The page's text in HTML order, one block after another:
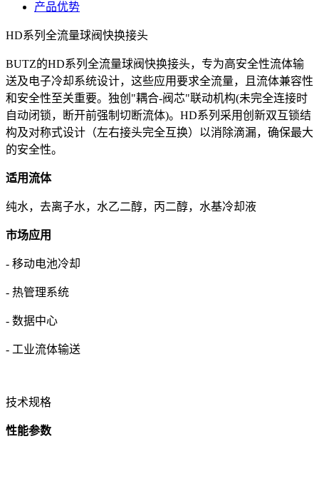
产品优势
HD系列全流量球阀快换接头
BUTZ的HD系列全流量球阀快换接头，专为高安全性流体输
送及电子冷却系统设计，这些应用要求全流量，且流体兼容性
和安全性至关重要。独创"耦合-阀芯"联动机构(未完全连接时
自动闭锁，断开前强制切断流体)。HD系列采用创新双互锁结
构及对称式设计（左右接头完全互换）以消除滴漏，确保最大
的安全性。
适用流体
纯水，去离子水，水乙二醇，丙二醇，水基冷却液
市场应用
- 移动电池冷却
- 热管理系统
- 数据中心
- 工业流体输送
技术规格
性能参数